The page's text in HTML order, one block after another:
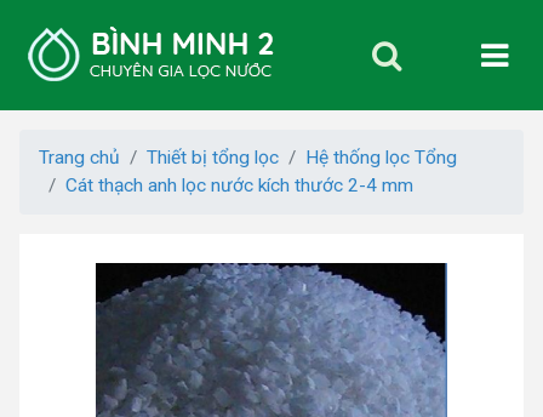
Trang chủ Thiết bị tổng lọc
Hệ thống lọc Tổng
Cát thạch anh lọc nước kích thước 2-4 mm